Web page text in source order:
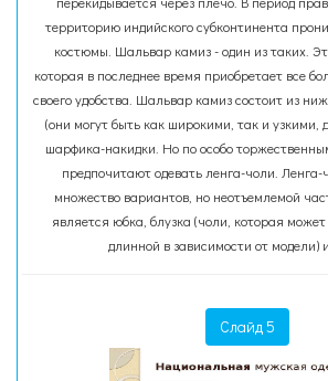
территорию индийского субконтинента
костюмы. Шальвар камиз - один из таких.
которая в последнее время приобретает все
своего удобства. Шальвар камиз состоит из
(они могут быть как широкими, так и узкими,
шарфика-накидки. Но по особо
предпочитают одевать ленга-чоли.
множество вариантов, но неотъемлемой
является юбка, блузка (чоли, которая
длинной в зависимости от модели)
Слайд 5